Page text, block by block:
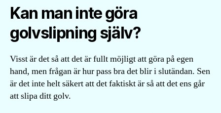
Kan man inte göra
golvslipning själv?
Visst är det så att det är fullt möjligt att göra på egen
hand, men frågan är hur pass bra det blir i slutändan. Sen
är det inte helt säkert att det faktiskt är så att det ens går
att slipa ditt golv.